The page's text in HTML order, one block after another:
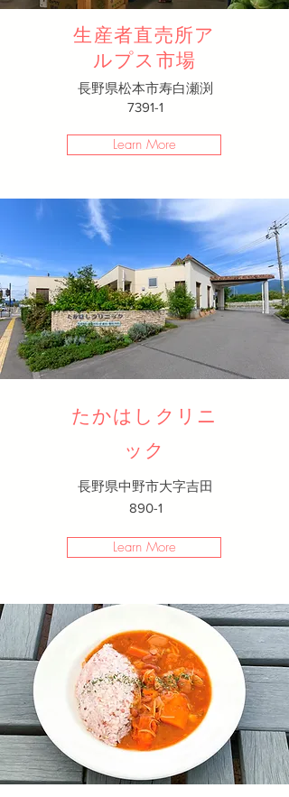
生産者直売所ア
ルプス市場
長野県松本市寿白瀬渕
7391-1​
Learn More
たかはしクリニ
ック
長野県中野市大字吉田
890-1​
Learn More